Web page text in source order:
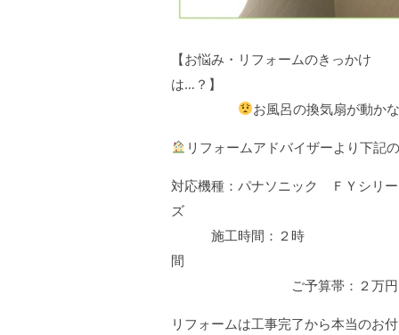
【お悩み・リフォームのきっかけ
は
お風呂の換気扇が動か
リフォームアドバイザーより下記
対応機種：パナソニック ＦＹシリー
施工時間：２時
ご予算帯：２万円～
リフォームは工事完了から本当のお